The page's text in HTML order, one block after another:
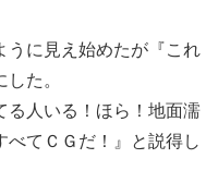
うに見え始めたが『これ
た。
る人いる！ほら！地面濡
べてＣＧだ！』と説得し